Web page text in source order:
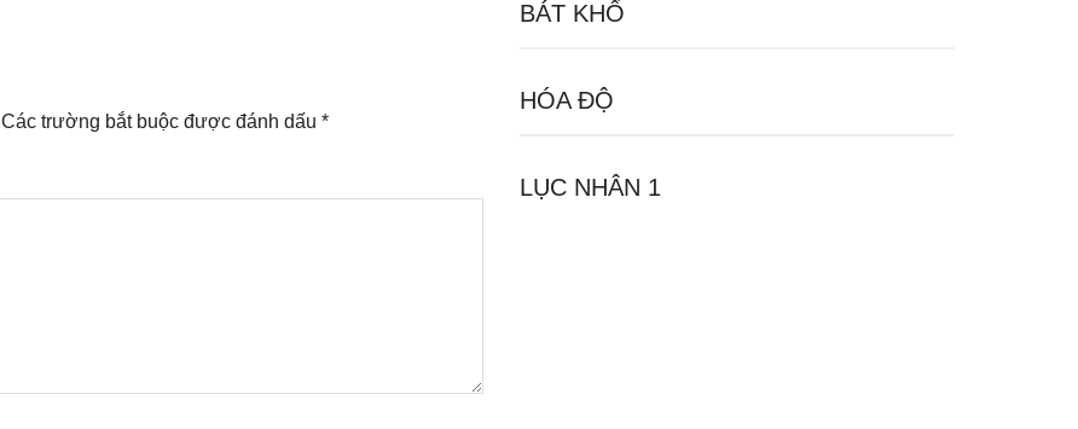
Các trường bắt buộc được đánh dấu *
BÁT KHỔ
HÓA ĐỘ
LỤC NHÂN 1